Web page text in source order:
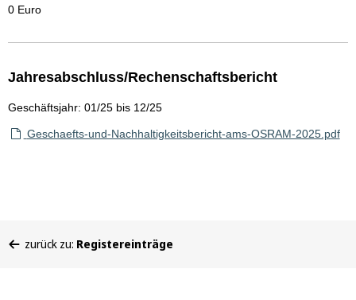
0 Euro
Jahresabschluss/Rechenschaftsbericht
Geschäftsjahr: 01/25 bis 12/25
Geschaefts-und-Nachhaltigkeitsbericht-ams-OSRAM-2025.pdf
befinden
zurück zu: Registereinträge